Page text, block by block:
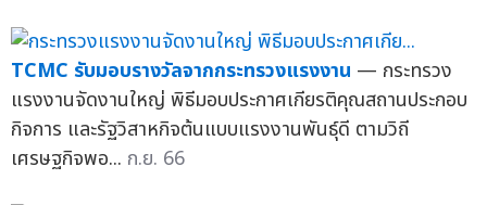
TCMC รับมอบรางวัลจากกระทรวงแรงงาน — กระทรวง
แรงงานจัดงานใหญ่ พิธีมอบประกาศเกียรติคุณสถานประกอบ
กิจการ และรัฐวิสาหกิจต้นแบบแรงงานพันธุ์ดี ตามวิถี
เศรษฐกิจพอ... ก.ย. 66